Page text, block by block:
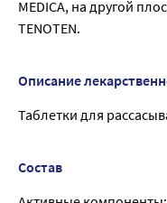
MEDICA, на другой
TENOTEN.
Описание
Таблетки для
Состав